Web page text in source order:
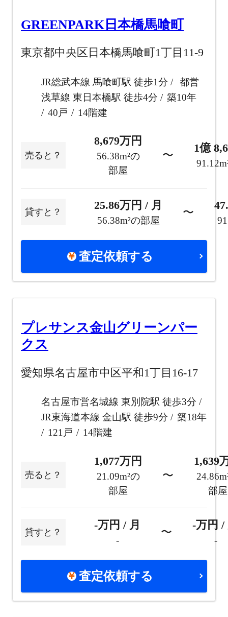
GREENPARK日本橋馬喰町
東京都中央区日本橋馬喰町1丁目11-9
JR総武本線 馬喰町駅 徒歩1分
都営
浅草線 東日本橋駅 徒歩4分
築10年
40戸
14階建
売ると？
8,679万円
56.38m²の
部屋
〜
1億
貸すと？
25.86万円 / 月
56.38m²の部屋
〜
査定依頼する
プレサンス金山グリーンパー
クス
愛知県名古屋市中区平和1丁目16-17
名古屋市営名城線 東別院駅 徒歩3分
JR東海道本線 金山駅 徒歩9分
築18年
121戸
14階建
売ると？
1,077万円
21.09m²の
部屋
〜
1,639
部屋
貸すと？
-万円 / 月
-
〜
-万円 /
-
査定依頼する